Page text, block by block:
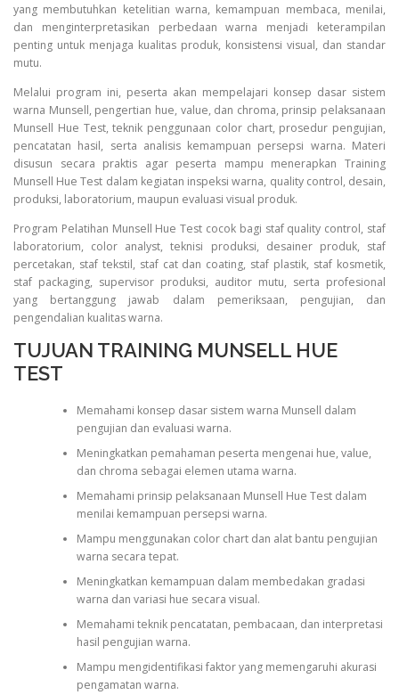
yang membutuhkan ketelitian warna, kemampuan membaca, menilai,
dan menginterpretasikan perbedaan warna menjadi keterampilan
penting untuk menjaga kualitas produk, konsistensi visual, dan standar
mutu.
Melalui program ini, peserta akan mempelajari konsep dasar sistem
warna Munsell, pengertian hue, value, dan chroma, prinsip pelaksanaan
Munsell Hue Test, teknik penggunaan color chart, prosedur pengujian,
pencatatan hasil, serta analisis kemampuan persepsi warna. Materi
disusun secara praktis agar peserta mampu menerapkan Training
Munsell Hue Test dalam kegiatan inspeksi warna, quality control, desain,
produksi, laboratorium, maupun evaluasi visual produk.
Program Pelatihan Munsell Hue Test cocok bagi staf quality control, staf
laboratorium, color analyst, teknisi produksi, desainer produk, staf
percetakan, staf tekstil, staf cat dan coating, staf plastik, staf kosmetik,
staf packaging, supervisor produksi, auditor mutu, serta profesional
yang bertanggung jawab dalam pemeriksaan, pengujian, dan
pengendalian kualitas warna.
TUJUAN TRAINING MUNSELL HUE
TEST
Memahami konsep dasar sistem warna Munsell dalam
pengujian dan evaluasi warna.
Meningkatkan pemahaman peserta mengenai hue, value,
dan chroma sebagai elemen utama warna.
Memahami prinsip pelaksanaan Munsell Hue Test dalam
menilai kemampuan persepsi warna.
Mampu menggunakan color chart dan alat bantu pengujian
warna secara tepat.
Meningkatkan kemampuan dalam membedakan gradasi
warna dan variasi hue secara visual.
Memahami teknik pencatatan, pembacaan, dan interpretasi
hasil pengujian warna.
Mampu mengidentifikasi faktor yang memengaruhi akurasi
pengamatan warna.